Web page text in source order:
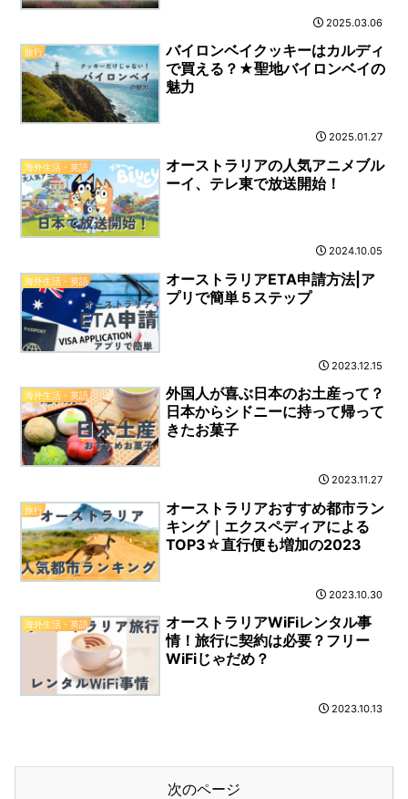
2025.03.06
旅行
バイロンベイクッキーはカルディ
で買える？★聖地バイロンベイの
魅力
2025.01.27
海外生活・英語
オーストラリアの人気アニメブル
ーイ、テレ東で放送開始！
2024.10.05
海外生活・英語
オーストラリアETA申請方法|ア
プリで簡単５ステップ
2023.12.15
海外生活・英語
外国人が喜ぶ日本のお土産って？
日本からシドニーに持って帰って
きたお菓子
2023.11.27
旅行
オーストラリアおすすめ都市ラン
キング｜エクスペディアによる
TOP3☆直行便も増加の2023
2023.10.30
海外生活・英語
オーストラリアWiFiレンタル事
情！旅行に契約は必要？フリー
WiFiじゃだめ？
2023.10.13
次のページ